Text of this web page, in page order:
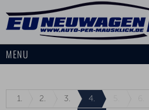
MENU
1. 2. 3. 4.